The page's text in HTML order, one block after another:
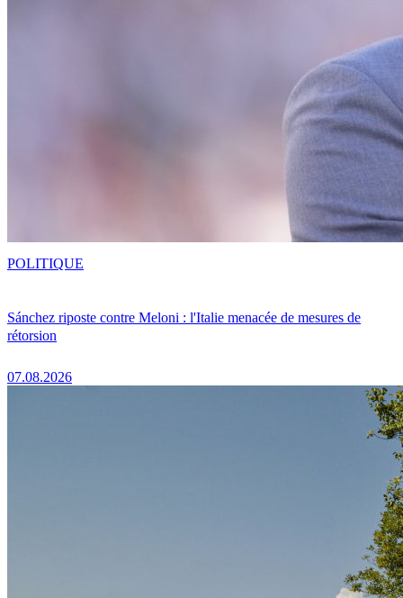
Sánchez riposte contre Meloni : l'Italie menacée de mesures de
rétorsion
07.08.2026
POLITIQUE